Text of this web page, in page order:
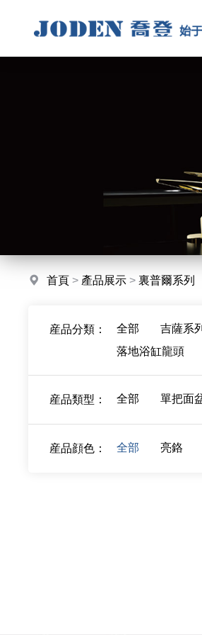
首頁 > 產品展示 >裏普爾系列
産品分類： 全部 吉薩系列
落地浴缸龍頭
産品類型： 全部 單把面
産品顔色： 全部 亮鉻